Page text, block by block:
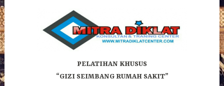
PELATIHAN KHUSUS
“GIZI SEIMBANG RUMAH SAKIT”